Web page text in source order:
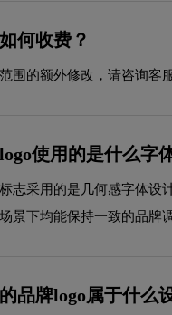
何收费？
围的额外修改，请咨询客
使用的是什么字
志采用的是几何感字体设
景下均能保持一致的品牌调
品牌logo属于什么